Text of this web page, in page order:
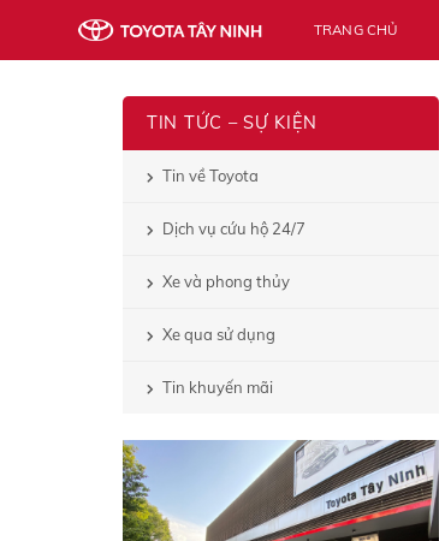
TRANG CHỦ
TIN TỨC – SỰ KIỆN
Tin về Toyota
Dịch vụ cứu hộ 24/7
Xe và phong thủy
Xe qua sử dụng
Tin khuyến mãi